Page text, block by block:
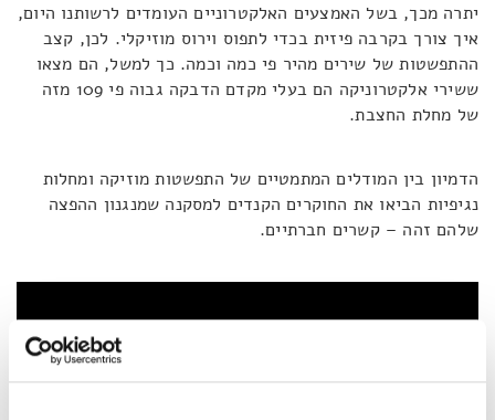
יתרה מכך, בשל האמצעים האלקטרוניים העומדים לרשותנו היום,
איך צורך בקרבה פיזית בכדי לתפוס וירוס מוזיקלי. לכן, קצב
ההתפשטות של שירים מהיר פי כמה וכמה. כך למשל, הם מצאו
ששירי אלקטרוניקה הם בעלי מקדם הדבקה גבוה פי 109 מזה
של מחלת החצבת.
הדמיון בין המודלים המתמטיים של התפשטות מוזיקה ומחלות
נגיפיות הביאו את החוקרים הקנדים למסקנה שמנגנון ההפצה
שלהם זהה – קשרים חברתיים.